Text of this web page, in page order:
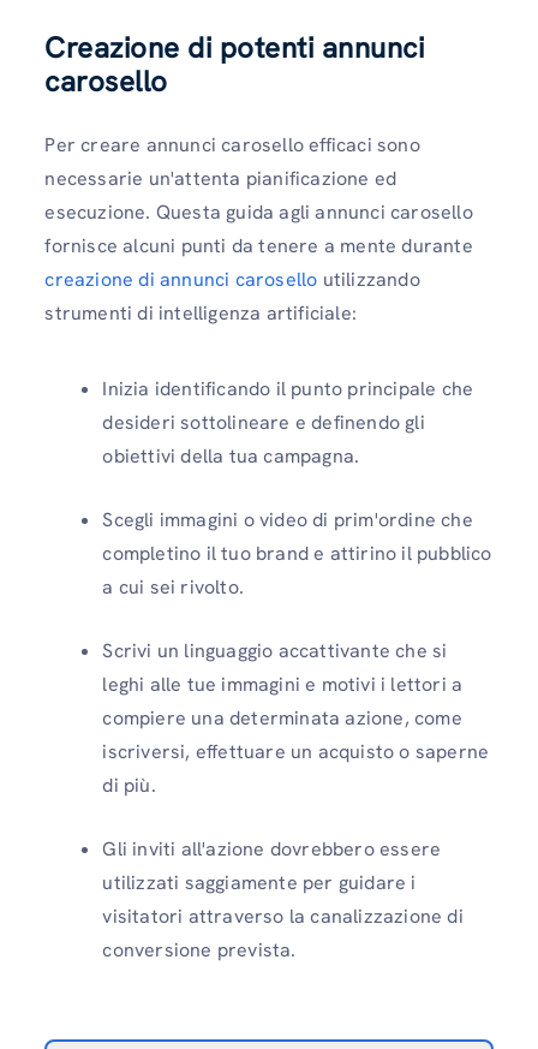
Creazione di potenti annunci
carosello
Per creare annunci carosello efficaci sono
necessarie un'attenta pianificazione ed
esecuzione. Questa guida agli annunci carosello
fornisce alcuni punti da tenere a mente durante
creazione di annunci carosello utilizzando
strumenti di intelligenza artificiale:
Inizia identificando il punto principale che
desideri sottolineare e definendo gli
obiettivi della tua campagna.
Scegli immagini o video di prim'ordine che
completino il tuo brand e attirino il pubblico
a cui sei rivolto.
Scrivi un linguaggio accattivante che si
leghi alle tue immagini e motivi i lettori a
compiere una determinata azione, come
iscriversi, effettuare un acquisto o saperne
di più.
Gli inviti all'azione dovrebbero essere
utilizzati saggiamente per guidare i
visitatori attraverso la canalizzazione di
conversione prevista.